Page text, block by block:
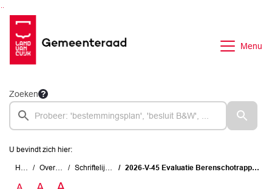
Menu
Zoeken
U bevindt zich hier:
Home Overzichten Schriftelijke vragen 2026-V-45 Evaluatie Berenschotrapporten Rioolwaterzuivering